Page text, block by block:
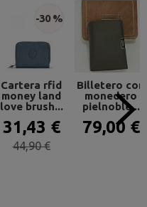
-30 %
Cartera rfid
money land
love brush...
31,43 €
44,90 €
Billetero con
monedero
pielnoble...
79,00 €